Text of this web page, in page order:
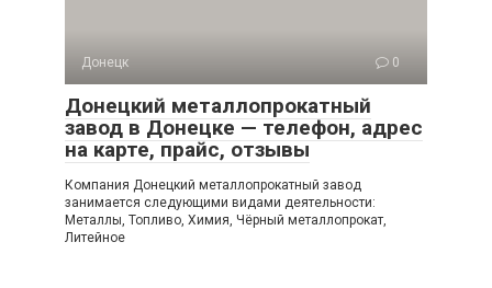
Донецк 0
Донецкий металлопрокатный
завод в Донецке — телефон, адрес
на карте, прайс, отзывы
Компания Донецкий металлопрокатный завод
занимается следующими видами деятельности:
Металлы, Топливо, Химия, Чёрный металлопрокат,
Литейное